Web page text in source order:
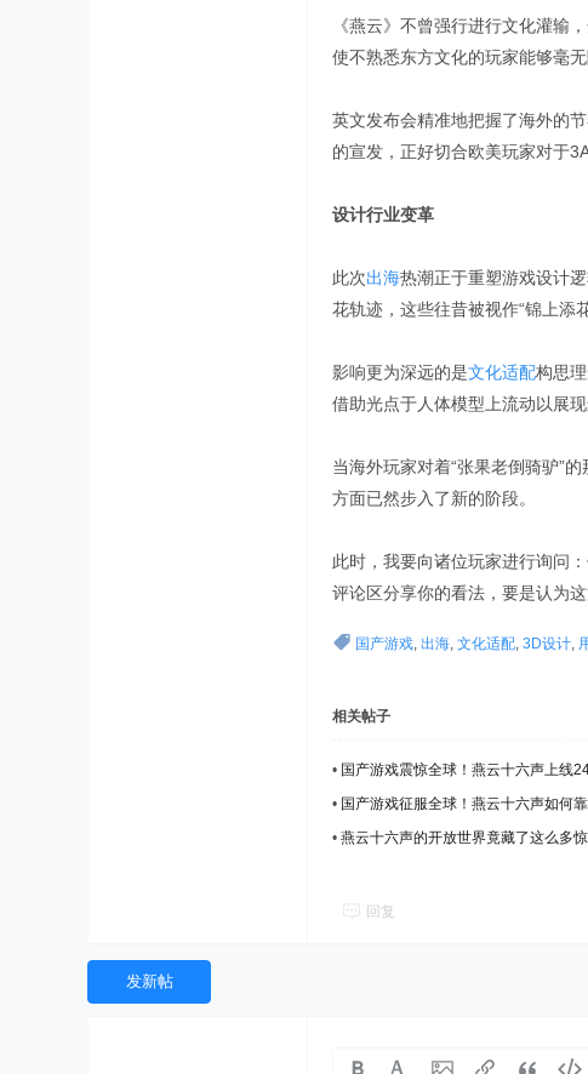
《燕云》不曾强行进行文化灌输
使不熟悉东方文化的玩家能够毫无
英文发布会精准地把握了海外的
的宣发，正好切合欧美玩家对于
设计行业变革
此次出海热潮正于重塑游戏设计
花轨迹，这些往昔被视作“锦上添
影响更为深远的是文化适配构思
借助光点于人体模型上流动以展
当海外玩家对着“张果老倒骑驴”
方面已然步入了新的阶段。
此时，我要向诸位玩家进行询问
评论区分享你的看法，要是认为
国产游戏, 出海, 文化适配, 3D设计,
相关帖子
• 国产游戏震惊全球！燕云十六声上线
• 国产游戏征服全球！燕云十六声如何
• 燕云十六声的开放世界竟藏了这么多
回复
发新帖